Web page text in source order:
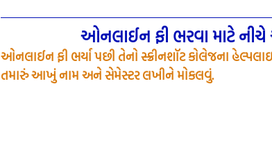
ઓનલાઈન ફી ભરવા માટે નીચે
ઓનલાઈન ફી ભર્યા પછી તેનો સ્ક્રીનશૉટ કોલેજના
તમારું આખું નામ અને સેમેસ્ટર લખીને મોકલવું.